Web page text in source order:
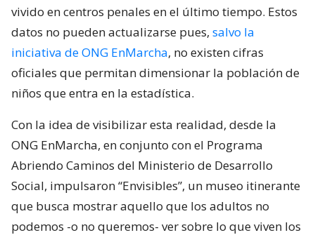
vivido en centros penales en el último tiempo. Estos
datos no pueden actualizarse pues, salvo la
iniciativa de ONG EnMarcha, no existen cifras
oficiales que permitan dimensionar la población de
niños que entra en la estadística.
Con la idea de visibilizar esta realidad, desde la
ONG EnMarcha, en conjunto con el Programa
Abriendo Caminos del Ministerio de Desarrollo
Social, impulsaron “Envisibles”, un museo itinerante
que busca mostrar aquello que los adultos no
podemos -o no queremos- ver sobre lo que viven los